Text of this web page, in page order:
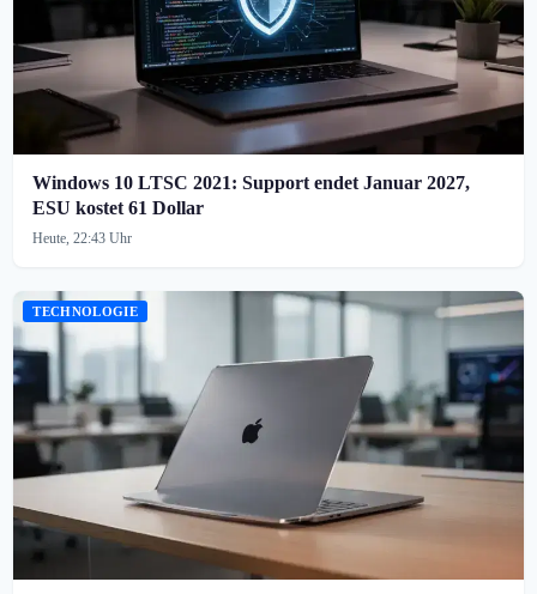
Windows 10 LTSC 2021: Support endet Januar 2027,
ESU kostet 61 Dollar
Heute, 22:43 Uhr
TECHNOLOGIE